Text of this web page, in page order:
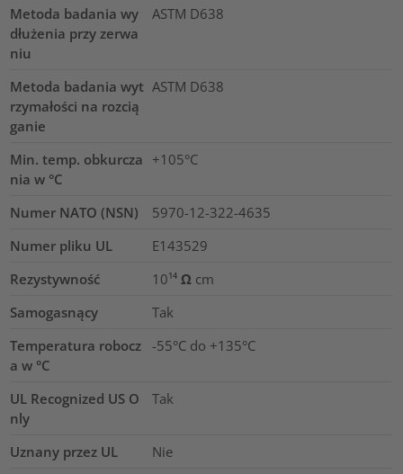
Metoda badania wy
dłużenia przy zerwa
niu
ASTM D638
Metoda badania wyt
rzymałości na rozcią
ganie
ASTM D638
Min. temp. obkurcza
nia w °C
+105°C
Numer NATO (NSN)
5970-12-322-4635
Numer pliku UL
E143529
Rezystywność
10¹⁴ Ω cm
Samogasnący
Tak
Temperatura robocz
a w °C
-55°C do +135°C
UL Recognized US O
nly
Tak
Uznany przez UL
Nie